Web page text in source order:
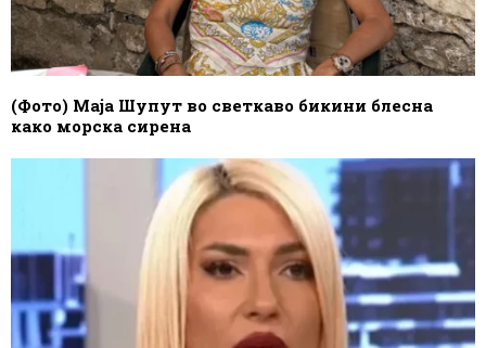
(Фото) Маја Шупут во светкаво бикини блесна
како морска сирена